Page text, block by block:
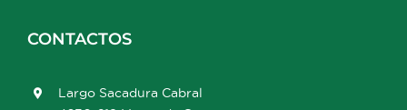
CONTACTOS
Largo Sacadura Cabral